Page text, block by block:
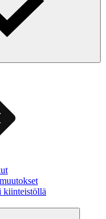
kiinteistöllä